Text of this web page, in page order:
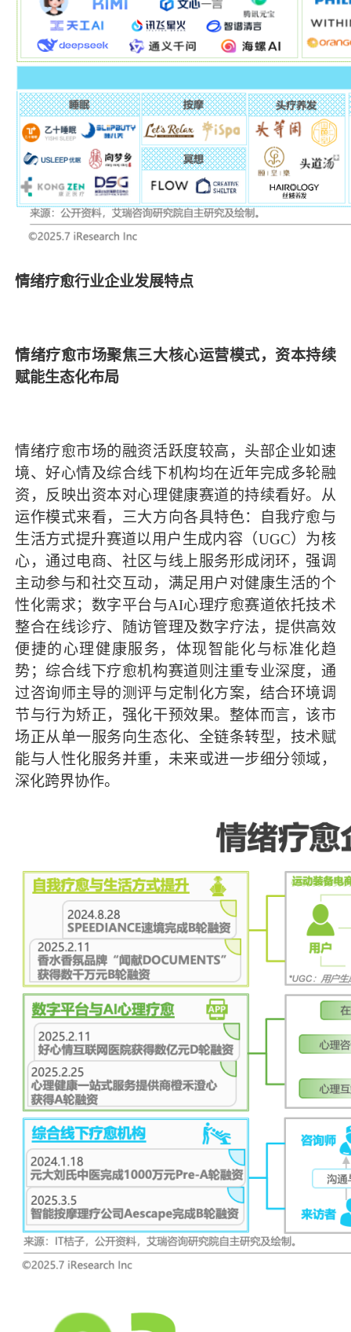
情绪疗愈行业企业发展特点
情绪疗愈市场聚焦三大核心运营模式，资本持续
赋能生态化布局
情绪疗愈市场的融资活跃度较高，头部企业如速
境、好心情及综合线下机构均在近年完成多轮融
资，反映出资本对心理健康赛道的持续看好。从
运作模式来看，三大方向各具特色：自我疗愈与
生活方式提升赛道以用户生成内容（UGC）为核
心，通过电商、社区与线上服务形成闭环，强调
主动参与和社交互动，满足用户对健康生活的个
性化需求；数字平台与AI心理疗愈赛道依托技术
整合在线诊疗、随访管理及数字疗法，提供高效
便捷的心理健康服务，体现智能化与标准化趋
势；综合线下疗愈机构赛道则注重专业深度，通
过咨询师主导的测评与定制化方案，结合环境调
节与行为矫正，强化干预效果。整体而言，该市
场正从单一服务向生态化、全链条转型，技术赋
能与人性化服务并重，未来或进一步细分领域，
深化跨界协作。